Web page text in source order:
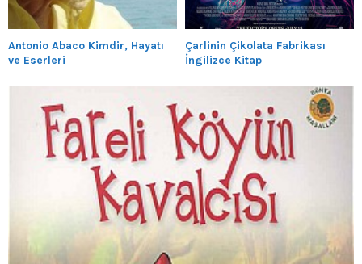
Antonio Abaco Kimdir, Hayatı
ve Eserleri
Çarlinin Çikolata Fabrikası
İngilizce Kitap